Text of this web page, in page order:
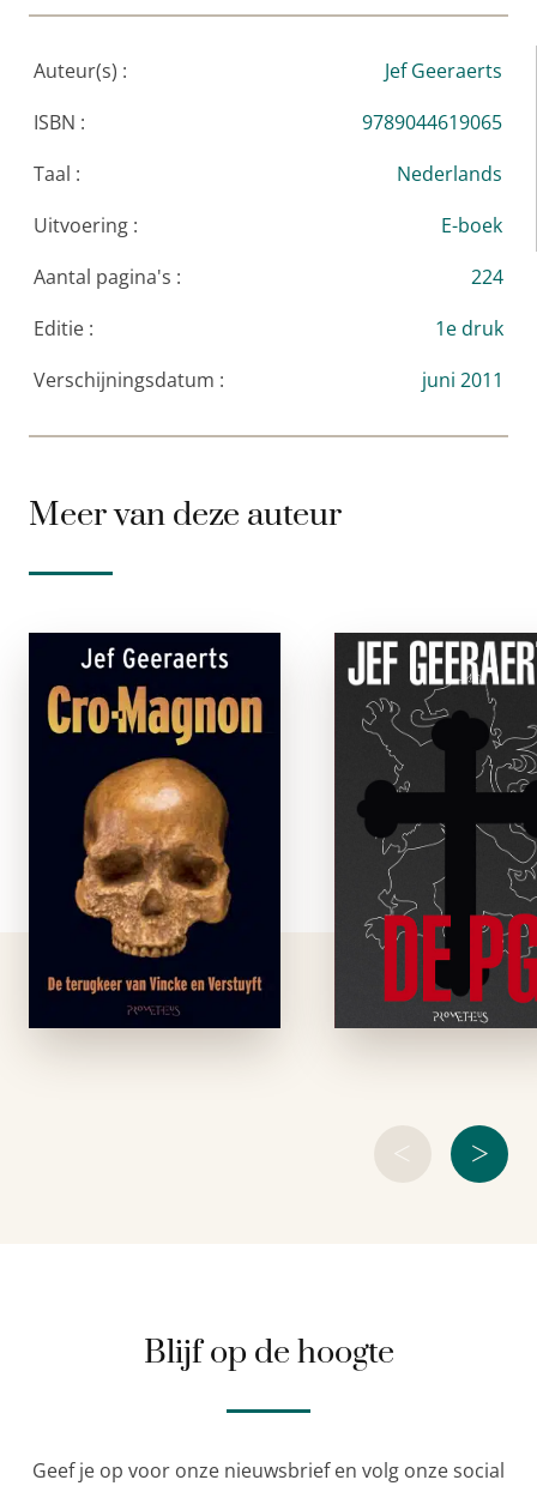
Auteur(s) :
Jef Geeraerts
ISBN :
9789044619065
Taal :
Nederlands
Uitvoering :
E-boek
Aantal pagina's :
224
Editie :
1e druk
Verschijningsdatum :
juni 2011
Meer van deze auteur
< >
Cro-Magnon
e-boek
Op 13 april 2006
vertrekt Freddy
Verstuyft,
commissaris van de
Gerechtelijke Politie
te Antwerpen, per
hogesnelheidstrein
naar Gordes, in de
Provence, om de
paasvakantie bij zijn
goede vriend en ex-
De
e-boek
Albert
procureur-
te Antwerpen, is
het einde van
schitterende
Zijn vrouw, van
Belgische adel,
zich verschanst in
Opus Dei,
hun zoon
Blijf op de hoogte
Geef je op voor onze nieuwsbrief en volg onze social